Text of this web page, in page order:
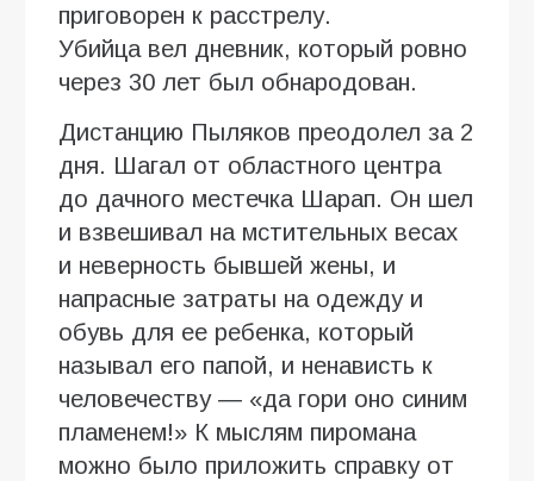
приговорен к расстрелу.
Убийца вел дневник, который ровно
через 30 лет был обнародован.
Дистанцию Пыляков преодолел за 2
дня. Шагал от областного центра
до дачного местечка Шарап. Он шел
и взвешивал на мстительных весах
и неверность бывшей жены, и
напрасные затраты на одежду и
обувь для ее ребенка, который
называл его папой, и ненависть к
человечеству ― «да гори оно синим
пламенем!» К мыслям пиромана
можно было приложить справку от